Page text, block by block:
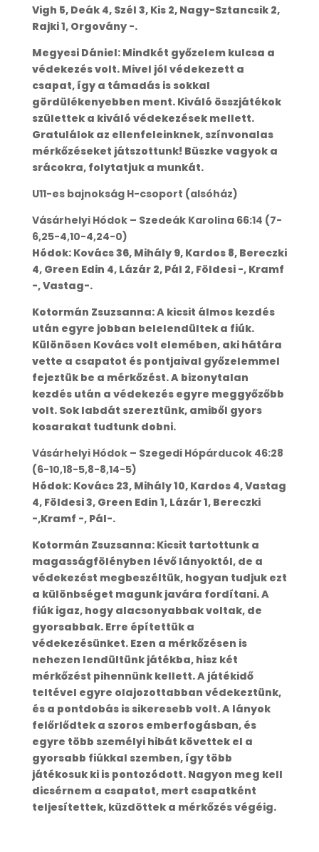
Vigh 5, Deák 4, Szél 3, Kis 2, Nagy-Sztancsik 2,
Rajki 1, Orgovány -.
Megyesi Dániel: Mindkét győzelem kulcsa a
védekezés volt. Mivel jól védekezett a
csapat, így a támadás is sokkal
gördülékenyebben ment. Kiváló összjátékok
születtek a kiváló védekezések mellett.
Gratulálok az ellenfeleinknek, színvonalas
mérkőzéseket játszottunk! Büszke vagyok a
srácokra, folytatjuk a munkát.
U11-es bajnokság H-csoport (alsóház)
Vásárhelyi Hódok – Szedeák Karolina 66:14 (7-
6,25-4,10-4,24-0)
Hódok: Kovács 36, Mihály 9, Kardos 8, Bereczki
4, Green Edin 4, Lázár 2, Pál 2, Földesi -, Kramf
-, Vastag-.
Kotormán Zsuzsanna: A kicsit álmos kezdés
után egyre jobban belelendültek a fiúk.
Különösen Kovács volt elemében, aki hátára
vette a csapatot és pontjaival győzelemmel
fejeztük be a mérkőzést. A bizonytalan
kezdés után a védekezés egyre meggyőzőbb
volt. Sok labdát szereztünk, amiből gyors
kosarakat tudtunk dobni.
Vásárhelyi Hódok – Szegedi Hópárducok 46:28
(6-10,18-5,8-8,14-5)
Hódok: Kovács 23, Mihály 10, Kardos 4, Vastag
4, Földesi 3, Green Edin 1, Lázár 1, Bereczki
-,Kramf -, Pál-.
Kotormán Zsuzsanna: Kicsit tartottunk a
magasságfölényben lévő lányoktól, de a
védekezést megbeszéltük, hogyan tudjuk ezt
a különbséget magunk javára fordítani. A
fiúk igaz, hogy alacsonyabbak voltak, de
gyorsabbak. Erre építettük a
védekezésünket. Ezen a mérkőzésen is
nehezen lendültünk játékba, hisz két
mérkőzést pihennünk kellett. A játékidő
teltével egyre olajozottabban védekeztünk,
és a pontdobás is sikeresebb volt. A lányok
felőrlődtek a szoros emberfogásban, és
egyre több személyi hibát követtek el a
gyorsabb fiúkkal szemben, így több
játékosuk ki is pontozódott. Nagyon meg kell
dicsérnem a csapatot, mert csapatként
teljesítettek, küzdöttek a mérkőzés végéig.